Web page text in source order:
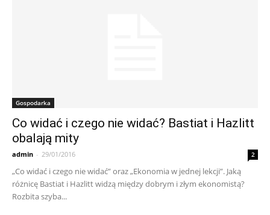
Gospodarka
Co widać i czego nie widać? Bastiat i Hazlitt
obalają mity
admin - 29/01/2016 2
„Co widać i czego nie widać” oraz „Ekonomia w jednej lekcji”. Jaką
różnicę Bastiat i Hazlitt widzą między dobrym i złym ekonomistą?
Rozbita szyba...